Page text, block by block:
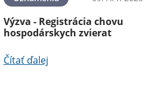
Výzva - Registrácia chovu
hospodárskych zvierat
Čítať ďalej